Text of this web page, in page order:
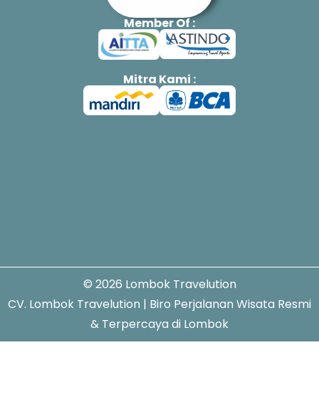
Member Of :
Mitra Kami :
© 2026 Lombok Travelution
CV. Lombok Travelution | Biro Perjalanan Wisata Resmi
& Terpercaya di Lombok